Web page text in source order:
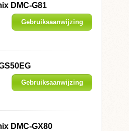
DMC-G81
Gebruiksaanwijzing
Gebruiksaanwijzing
DMC-GX80